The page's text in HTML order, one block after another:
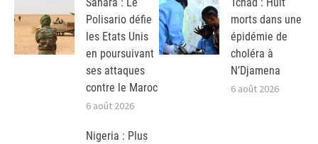
Sahara : Le
Polisario défie
les Etats Unis
en poursuivant
ses attaques
contre le Maroc
6 août 2026
Tchad : Huit
morts dans une
épidémie de
choléra à
N’Djamena
6 août 2026
Nigeria : Plus